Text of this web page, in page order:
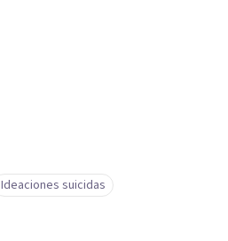
Ideaciones suicidas